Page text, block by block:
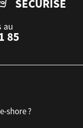
SÉCURISÉ
au
85
shore ?